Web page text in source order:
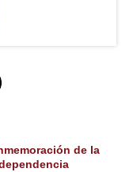
de la